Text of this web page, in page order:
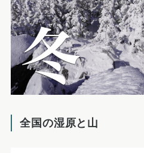
全国の湿原と山